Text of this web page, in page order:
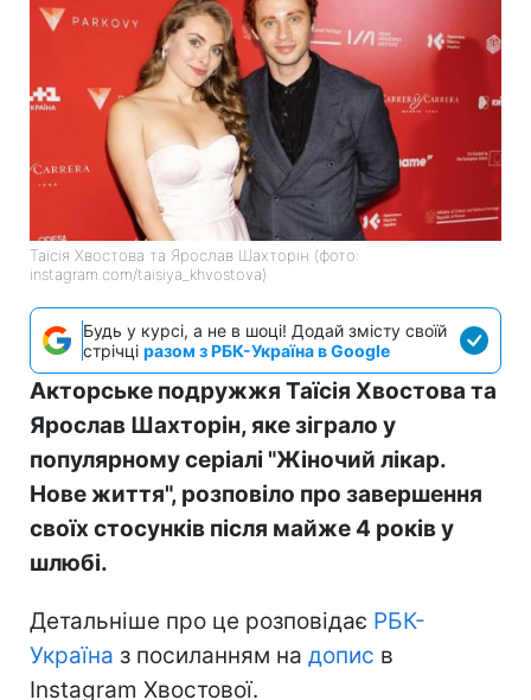
Таїсія Хвостова та Ярослав Шахторін (фото:
instagram.com/taisiya_khvostova)
Будь у курсі, а не в шоці! Додай змісту своїй
стрічці разом з РБК-Україна в Google
Акторське подружжя Таїсія Хвостова та
Ярослав Шахторін, яке зіграло у
популярному серіалі "Жіночий лікар.
Нове життя", розповіло про завершення
своїх стосунків після майже 4 років у
шлюбі.
Детальніше про це розповідає РБК-
Україна з посиланням на допис в
Instagram Хвостової.